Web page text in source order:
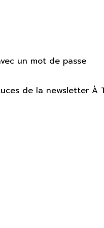
un mot de passe
de la newsletter À